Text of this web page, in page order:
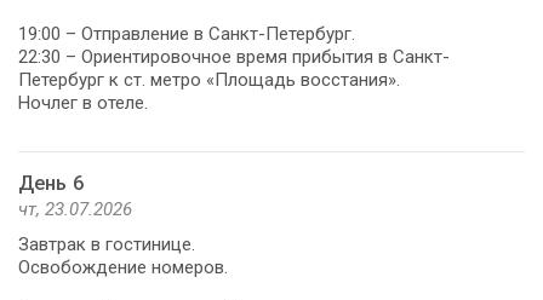
19:00 – Отправление в Санкт-Петербург.
22:30 – Ориентировочное время прибытия в Санкт-
Петербург к ст. метро «Площадь восстания».
Ночлег в отеле.
День 6
чт, 23.07.2026
Завтрак в гостинице.
Освобождение номеров.